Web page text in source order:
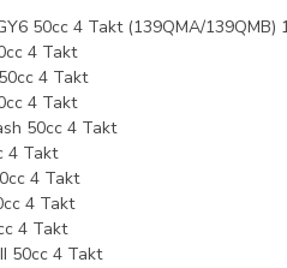
50cc 4 Takt (139QMA/139QMB)
4 Takt
4 Takt
4 Takt
50cc 4 Takt
4 Takt
4 Takt
4 Takt
4 Takt
50cc 4 Takt